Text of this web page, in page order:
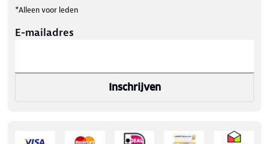
*Alleen voor leden
E-mailadres
Inschrijven